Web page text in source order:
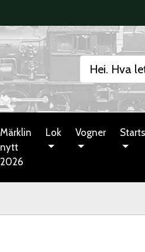
Märklin
nytt
2026
Lok Vogner